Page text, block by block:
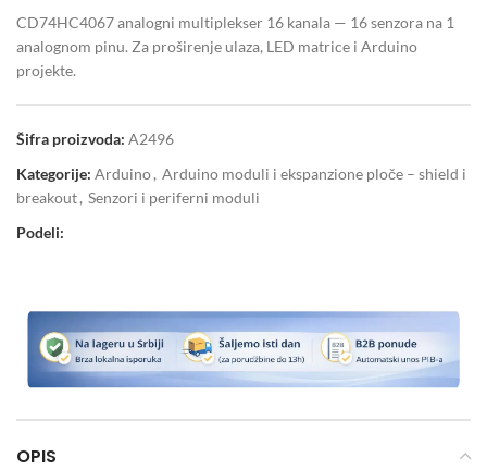
CD74HC4067 analogni multiplekser 16 kanala — 16 senzora na 1
analognom pinu. Za proširenje ulaza, LED matrice i Arduino
projekte.
Šifra proizvoda: A2496
Kategorije: Arduino, Arduino moduli i ekspanzione ploče – shield i
breakout, Senzori i periferni moduli
Podeli:
OPIS